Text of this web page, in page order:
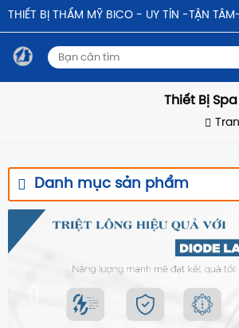
THIẾT BỊ THẨM MỸ BICO - UY TÍN -TẬN
Thiết Bị
Danh mục sản phẩm